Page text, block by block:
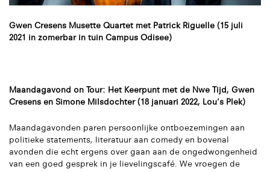
Gwen Cresens Musette Quartet met Patrick Riguelle (15 juli
2021 in zomerbar in tuin Campus Odisee)
Maandagavond on Tour: Het Keerpunt met de Nwe Tijd, Gwen
Cresens en Simone Milsdochter (18 januari 2022, Lou's Plek)
Maandagavonden paren persoonlijke ontboezemingen aan
politieke statements, literatuur aan comedy en bovenal
avonden die echt ergens over gaan aan de ongedwongenheid
van een goed gesprek in je lievelingscafé. We vroegen de